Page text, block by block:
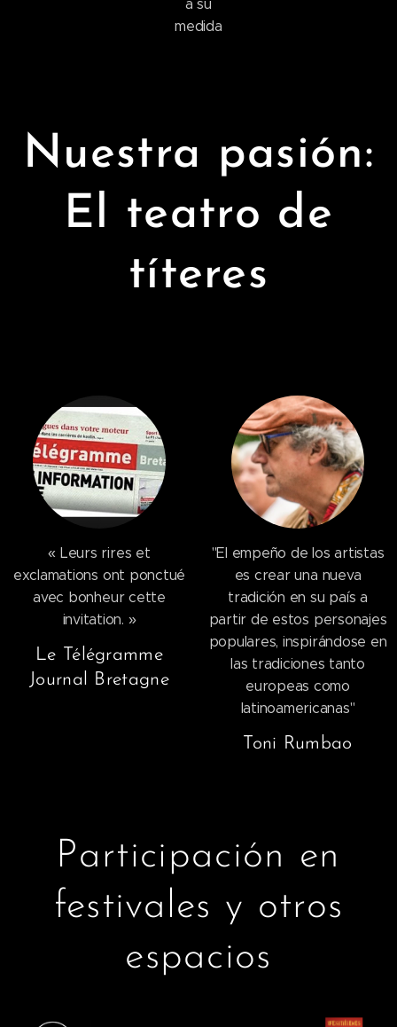
a su
medida
Nuestra pasión:
El teatro de
títeres
« Leurs rires et
exclamations ont ponctué
avec bonheur cette
invitation. »
Le Télégramme
Journal Bretagne
"El empeño de los artistas
es crear una nueva
tradición en su país a
partir de estos personajes
populares, inspirándose en
las tradiciones tanto
europeas como
latinoamericanas"
Toni Rumbao
Participación en
festivales y otros
espacios